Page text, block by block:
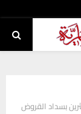
بسداد القروض